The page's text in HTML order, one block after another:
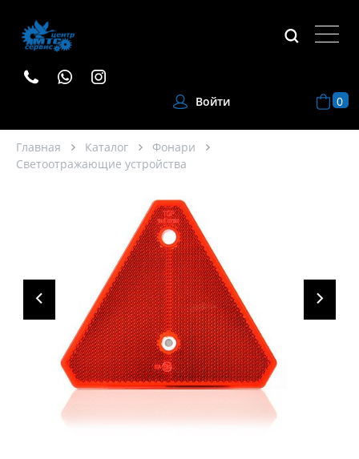
Войти 0
Главная Каталог
Фонари
Светоотражающие устройства